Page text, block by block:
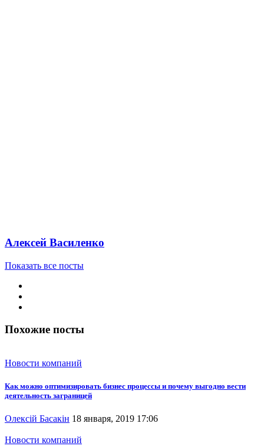
Алексей Василенко
Показать все посты
Похожие посты
Новости компаний
Как можно оптимизировать бизнес процессы и почему выгодно вести
деятельность заграницей
Олексій Басакін 18 января, 2019 17:06
Новости компаний